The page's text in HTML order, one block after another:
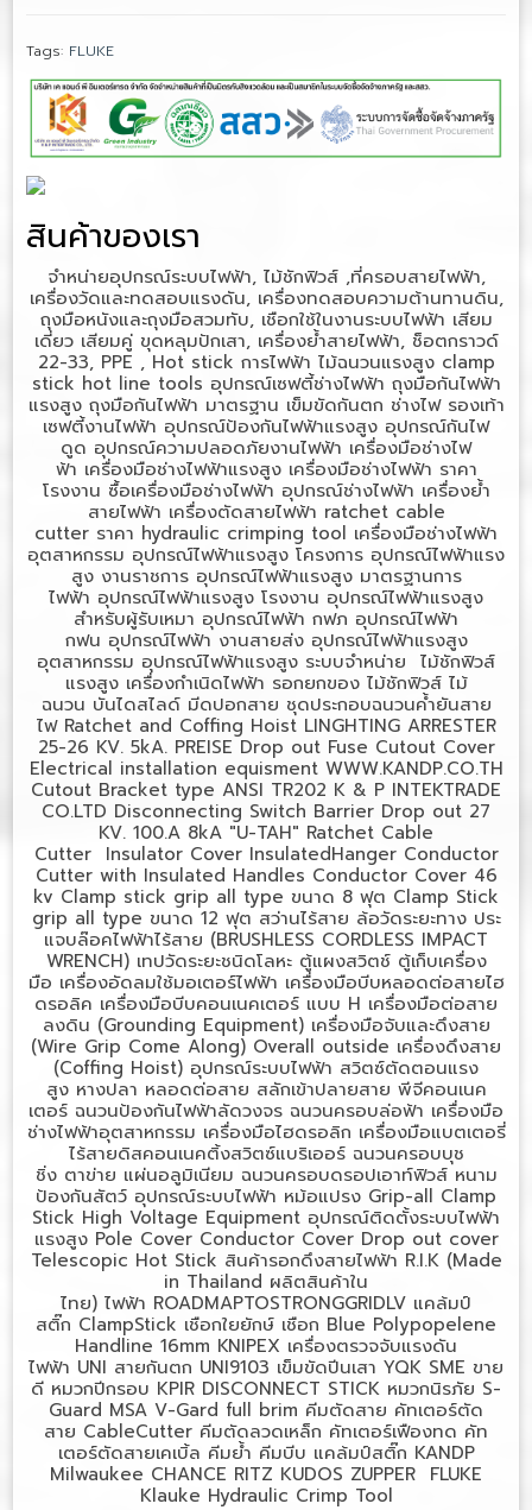
Tags: FLUKE
สินค้าของเรา
จำหน่ายอุปกรณ์ระบบไฟฟ้า, ไม้ชักฟิวส์ ,ที่ครอบสายไฟฟ้า,
เครื่องวัดและทดสอบแรงดัน, เครื่องทดสอบความต้านทานดิน,
ถุงมือหนังและถุงมือสวมทับ, เชือกใช้ในงานระบบไฟฟ้า เสียม
เดี่ยว เสียมคู่ ขุดหลุมปักเสา, เครื่องย้ำสายไฟฟ้า, ช็อตกราวด์
22-33, PPE , Hot stick การไฟฟ้า ไม้ฉนวนแรงสูงclamp
stick hot line tools อุปกรณ์เซฟตี้ช่างไฟฟ้า ถุงมือกันไฟฟ้า
แรงสูง ถุงมือกันไฟฟ้า มาตรฐาน เข็มขัดกันตก ช่างไฟ รองเท้า
เซฟตี้งานไฟฟ้า อุปกรณ์ป้องกันไฟฟ้าแรงสูง อุปกรณ์กันไฟ
ดูด อุปกรณ์ความปลอดภัยงานไฟฟ้า เครื่องมือช่างไฟ
ฟ้า เครื่องมือช่างไฟฟ้าแรงสูง เครื่องมือช่างไฟฟ้า ราคา
โรงงาน ซื้อเครื่องมือช่างไฟฟ้า อุปกรณ์ช่างไฟฟ้า เครื่องย้ำ
สายไฟฟ้า เครื่องตัดสายไฟฟ้า ratchet cable
cutter ราคา hydraulic crimping tool เครื่องมือช่างไฟฟ้า
อุตสาหกรรม อุปกรณ์ไฟฟ้าแรงสูง โครงการ อุปกรณ์ไฟฟ้าแรง
สูง งานราชการ อุปกรณ์ไฟฟ้าแรงสูง มาตรฐานการ
ไฟฟ้า อุปกรณ์ไฟฟ้าแรงสูง โรงงาน อุปกรณ์ไฟฟ้าแรงสูง
สำหรับผู้รับเหมา อุปกรณ์ไฟฟ้า กฟภ อุปกรณ์ไฟฟ้า
กฟน อุปกรณ์ไฟฟ้า งานสายส่ง อุปกรณ์ไฟฟ้าแรงสูง
อุตสาหกรรม อุปกรณ์ไฟฟ้าแรงสูง ระบบจำหน่าย ไม้ชักฟิวส์
แรงสูง เครื่องกำเนิดไฟฟ้า รอกยกของ ไม้ชักฟิวส์ ไม้
ฉนวน บันไดสไลด์ มีดปอกสาย ชุดประกอบฉนวนค้ำยันสาย
ไฟ Ratchet and Coffing Hoist LINGHTING ARRESTER
25-26 KV. 5kA. PREISE Drop out Fuse Cutout Cover
Electrical installation equisment WWW.KANDP.CO.TH
Cutout Bracket type ANSI TR202 K & P INTEKTRADE
CO.LTD Disconnecting Switch Barrier Drop out 27
KV. 100.A 8kA "U-TAH" Ratchet Cable
Cutter Insulator Cover InsulatedHanger Conductor
Cutter with Insulated Handles Conductor Cover 46
kv Clamp stick grip all type ขนาด 8 ฟุต Clamp Stick
grip all type ขนาด 12 ฟุต สว่านไร้สาย ล้อวัดระยะทาง ประ
แจบล๊อคไฟฟ้าไร้สาย (BRUSHLESS CORDLESS IMPACT
WRENCH) เทปวัดระยะชนิดโลหะ ตู้แผงสวิตช์ ตู้เก็บเครื่อง
มือ เครื่องอัดลมใช้มอเตอร์ไฟฟ้า เครื่องมือบีบหลอดต่อสายไฮ
ดรอลิค เครื่องมือบีบคอนเนคเตอร์ แบบ H เครื่องมือต่อสาย
ลงดิน (Grounding Equipment) เครื่องมือจับและดึงสาย
(Wire Grip Come Along) Overall outside เครื่องดึงสาย
(Coffing Hoist) อุปกรณ์ระบบไฟฟ้า สวิตซ์ตัดตอนแรง
สูง หางปลา หลอดต่อสาย สลักเข้าปลายสาย พีจีคอนเนค
เตอร์ ฉนวนป้องกันไฟฟ้าลัดวงจร ฉนวนครอบล่อฟ้า เครื่องมือ
ช่างไฟฟ้าอุตสาหกรรม เครื่องมือไฮดรอลิก เครื่องมือแบตเตอรี่
ไร้สายดิสคอนเนคติ้งสวิตซ์แบริเออร์ ฉนวนครอบบุช
ชิ่ง ตาข่าย แผ่นอลูมิเนียม ฉนวนครอบดรอปเอาท์ฟิวส์ หนาม
ป้องกันสัตว์ อุปกรณ์ระบบไฟฟ้า หม้อแปรง Grip-all Clamp
Stick High Voltage Equipment อุปกรณ์ติดตั้งระบบไฟฟ้า
แรงสูง Pole Cover Conductor Cover Drop out cover
Telescopic Hot Stick สินค้ารอกดึงสายไฟฟ้า R.I.K (Made
in Thailand ผลิตสินค้าใน
ไทย) ไฟฟ้า ROADMAPTOSTRONGGRIDLV แคล้มป์
สติ๊ก ClampStick เชือกใยยักษ์ เชือก Blue Polypopelene
Handline 16mm KNIPEX เครื่องตรวจจับแรงดัน
ไฟฟ้า UNI สายกันตก UNI9103 เข็มขัดปีนเสา YQK SME ขาย
ดี หมวกปีกรอบ KPIR DISCONNECT STICK หมวกนิรภัย S-
Guard MSA V-Gard full brim คีมตัดสาย คัทเตอร์ตัด
สาย CableCutter คีมตัดลวดเหล็ก คัทเตอร์เฟืองทด คัท
เตอร์ตัดสายเคเบิ้ล คีมย้ำ คีมบีบ แคล้มป์สติ๊ก KANDP
Milwaukee CHANCE RITZ KUDOS ZUPPER FLUKE
Klauke Hydraulic Crimp Tool